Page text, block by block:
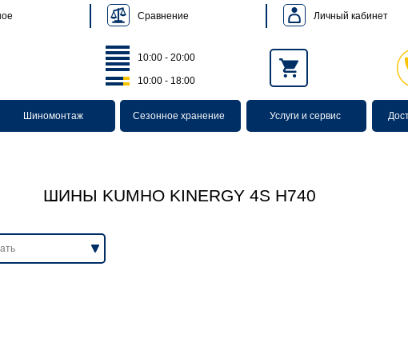
Сравнение Личный кабинет
10:00 - 20:00
10:00 - 18:00
Шиномонтаж Сезонное хранение Услуги и сервис
ШИНЫ KUMHO KINERGY 4S H740